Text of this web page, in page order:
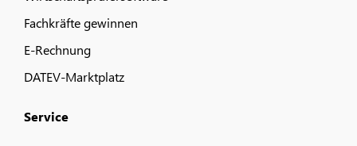
Fachkräfte gewinnen
E-Rechnung
DATEV-Marktplatz
Service